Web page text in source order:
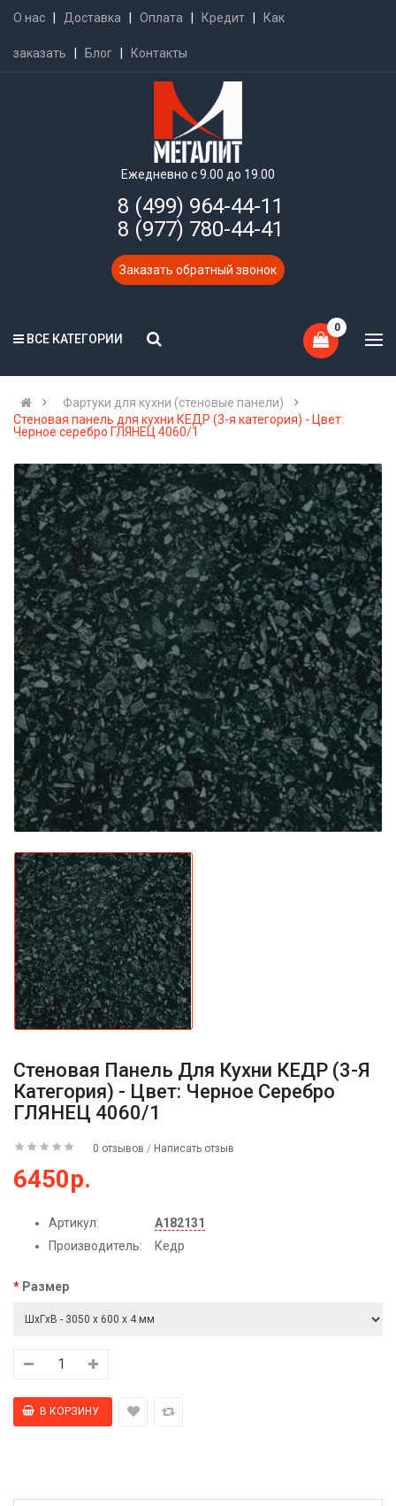
О нас Доставка Оплата Кредит Как
заказать Блог Контакты
Ежедневно с 9.00 до 19.00
8 (499) 964-44-11
8 (977) 780-44-41
Заказать обратный звонок
ВСЕ КАТЕГОРИИ
0
Фартуки для кухни (стеновые панели)
Стеновая панель для кухни КЕДР (3-я категория) - Цвет:
Черное серебро ГЛЯНЕЦ 4060/1
Стеновая Панель Для Кухни КЕДР (3-Я
Категория) - Цвет: Черное Серебро
ГЛЯНЕЦ 4060/1
0 отзывов / Написать отзыв
6450р.
Артикул:
А182131
Производитель:
Кедр
Размер